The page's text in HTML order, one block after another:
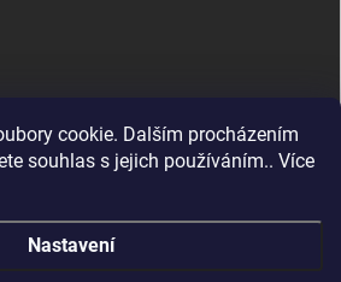
cookie. Dalším procházením
souhlas s jejich používáním.. Více
Nastavení